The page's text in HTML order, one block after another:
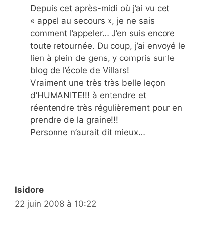
Depuis cet après-midi où j’ai vu cet
« appel au secours », je ne sais
comment l’appeler… J’en suis encore
toute retournée. Du coup, j’ai envoyé le
lien à plein de gens, y compris sur le
blog de l’école de Villars!
Vraiment une très très belle leçon
d’HUMANITE!!! à entendre et
réentendre très régulièrement pour en
prendre de la graine!!!
Personne n’aurait dit mieux…
Isidore
22 juin 2008 à 10:22